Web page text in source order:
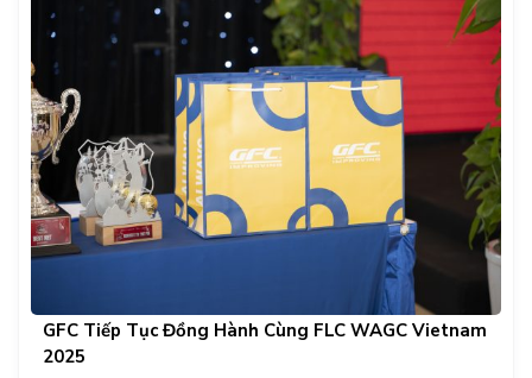
GFC Tiếp Tục Đồng Hành Cùng FLC WAGC Vietnam
2025